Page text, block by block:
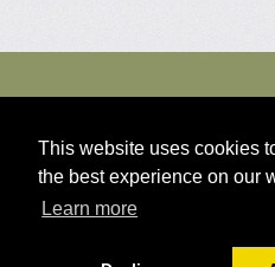
This website uses cookies
the best experience on our
Learn more
The Rectory Lacock, Cantax Hill,
© Όλα τα πνευματικά